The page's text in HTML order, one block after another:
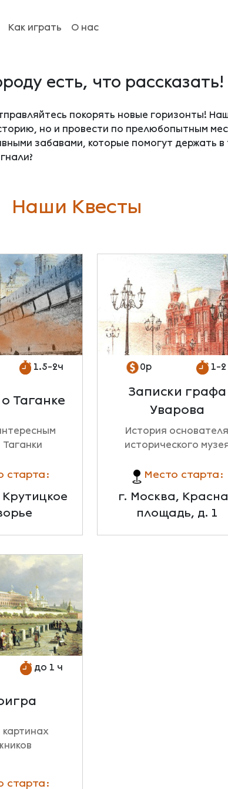
Как играть О нас
есть, что рассказать!
покорять новые горизонты!
но и провести по прелюбопытным
забавами, которые помогут держать в
Наши Квесты
1.5-2ч
Таганке
старта:
0р 1-2
Записки графа
Уварова
История основателя
исторического
Место старта:
г. Москва,
площадь, д. 1
до 1 ч
картинах
старта: